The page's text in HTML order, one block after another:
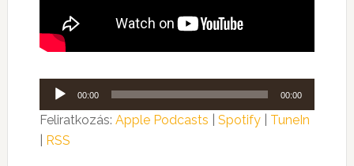
Audió
lejátszó
00:00 00:00
Feliratkozás: Apple Podcasts Spotify| TuneIn
RSS